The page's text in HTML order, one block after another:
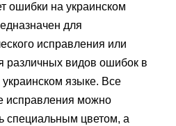
ошибки на украинском
для
исправления или
различных видов ошибок в
украинском языке. Все
исправления можно
специальным цветом, а